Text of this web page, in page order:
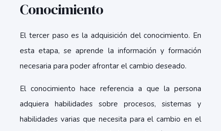
Conocimiento
El tercer paso es la adquisición del conocimiento. En
esta etapa, se aprende la información y formación
necesaria para poder afrontar el cambio deseado.
El conocimiento hace referencia a que la persona
adquiera habilidades sobre procesos, sistemas y
habilidades varias que necesita para el cambio en el